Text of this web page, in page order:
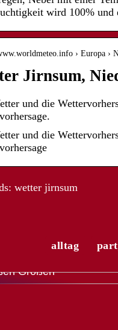
wird 100% und
› Europa ›
Jirnsum,
und die
und die
wetter jirnsum
alltag
modische Vielfalt der
Größen